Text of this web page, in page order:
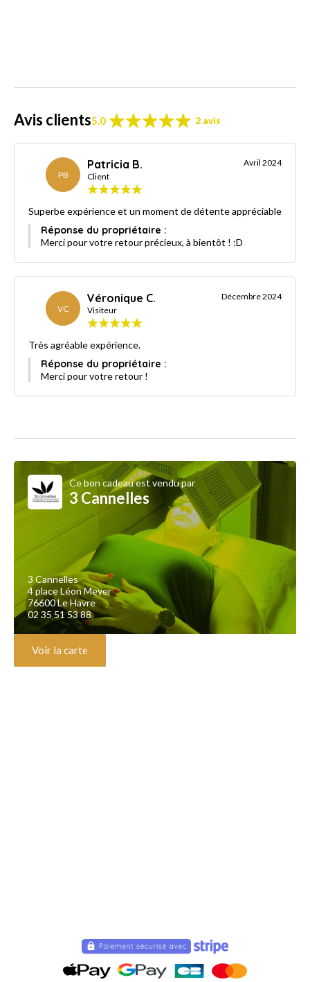
Avis clients5.0 2 avis
PB
Patricia B.
Client
Avril 2024
Superbe expérience et un moment de détente appréciable
Réponse du propriétaire :
Merci pour votre retour précieux, à bientôt ! :D
VC
Véronique C.
Visiteur
Décembre 2024
Très agréable expérience.
Réponse du propriétaire :
Merci pour votre retour !
Ce bon cadeau est vendu par
3 Cannelles
3 Cannelles
4 place Léon Meyer
76600 Le Havre
02 35 51 53 88
Voir la carte